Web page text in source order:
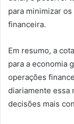
para minimizar
financeira.
Em resumo, a
para a economia
operações
diariamente essa
decisões mais